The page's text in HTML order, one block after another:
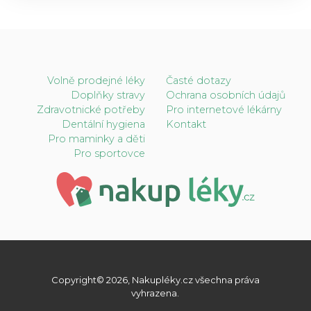
Volně prodejné léky
Doplňky stravy
Zdravotnické potřeby
Dentální hygiena
Pro maminky a děti
Pro sportovce
Časté dotazy
Ochrana osobních údajů
Pro internetové lékárny
Kontakt
Copyright© 2026, Nakupléky.cz všechna práva
vyhrazena.